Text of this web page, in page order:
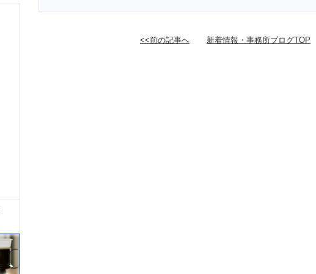
<<前の記事へ 新着情報・事務所ブログTOP